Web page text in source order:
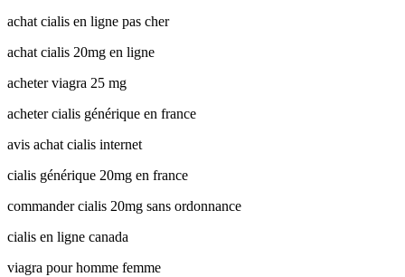
achat cialis en ligne pas cher
achat cialis 20mg en ligne
acheter viagra 25 mg
acheter cialis générique en france
avis achat cialis internet
cialis générique 20mg en france
commander cialis 20mg sans ordonnance
cialis en ligne canada
viagra pour homme femme